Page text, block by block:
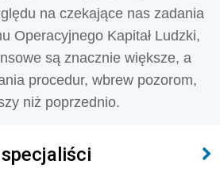
na czekające nas zadania
Operacyjnego Kapitał Ludzki,
są znacznie większe, a
procedur, wbrew pozorom,
niż poprzednio.